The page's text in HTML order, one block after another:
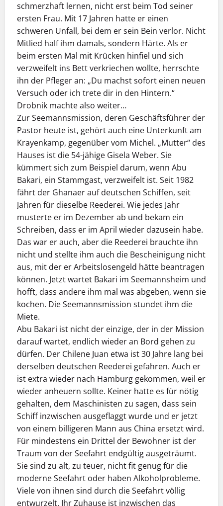
schmerzhaft lernen, nicht erst beim Tod seiner
ersten Frau. Mit 17 Jahren hatte er einen
schweren Unfall, bei dem er sein Bein verlor. Nicht
Mitlied half ihm damals, sondern Härte. Als er
beim ersten Mal mit Krücken hinfiel und sich
verzweifelt ins Bett verkriechen wollte, herrschte
ihn der Pfleger an: „Du machst sofort einen neuen
Versuch oder ich trete dir in den Hintern.“
Drobnik machte also weiter…
Zur Seemannsmission, deren Geschäftsführer der
Pastor heute ist, gehört auch eine Unterkunft am
Krayenkamp, gegenüber vom Michel. „Mutter“ des
Hauses ist die 54-jähige Gisela Weber. Sie
kümmert sich zum Beispiel darum, wenn Abu
Bakari, ein Stammgast, verzweifelt ist. Seit 1982
fährt der Ghanaer auf deutschen Schiffen, seit
Jahren für dieselbe Reederei. Wie jedes Jahr
musterte er im Dezember ab und bekam ein
Schreiben, dass er im April wieder dazusein habe.
Das war er auch, aber die Reederei brauchte ihn
nicht und stellte ihm auch die Bescheinigung nicht
aus, mit der er Arbeitslosengeld hätte beantragen
können. Jetzt wartet Bakari im Seemannsheim und
hofft, dass andere ihm mal was abgeben, wenn sie
kochen. Die Seemannsmission stundet ihm die
Miete.
Abu Bakari ist nicht der einzige, der in der Mission
darauf wartet, endlich wieder an Bord gehen zu
dürfen. Der Chilene Juan etwa ist 30 Jahre lang bei
derselben deutschen Reederei gefahren. Auch er
ist extra wieder nach Hamburg gekommen, weil er
wieder anheuern sollte. Keiner hatte es für nötig
gehalten, dem Maschinisten zu sagen, dass sein
Schiff inzwischen ausgeflaggt wurde und er jetzt
von einem billigeren Mann aus China ersetzt wird.
Für mindestens ein Drittel der Bewohner ist der
Traum von der Seefahrt endgültig ausgeträumt.
Sie sind zu alt, zu teuer, nicht fit genug für die
moderne Seefahrt oder haben Alkoholprobleme.
Viele von ihnen sind durch die Seefahrt völlig
entwurzelt. Ihr Zuhause ist inzwischen das